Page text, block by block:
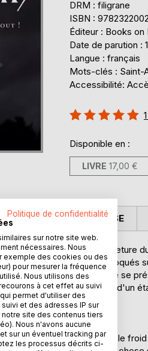
DRM : filigrane
ISBN :
Éditeur : Books on
Date de parution :
Langue : français
Mots-clés : Saint-
Accessibilité:
Évaluation:
1
Disponible en :
LIVRE 17,00 €
de neige exigea la fermeture
des élèves bloqués
les nuitées. La semaine se
les flocons au sein d'un
!
effrayés que le vent et le
CRITIQUES PRESSE
Politique de confidentialité
sur notre site web.
nécessaires. Nous
exemple des cookies ou des
pour mesurer la fréquence
Nous utilisons des
à cet effet au suivi
permet d'utiliser des
et des adresses IP sur
site des contenus tiers
Nous n'avons aucune
sur un éventuel tracking par
les processus décrits ci-